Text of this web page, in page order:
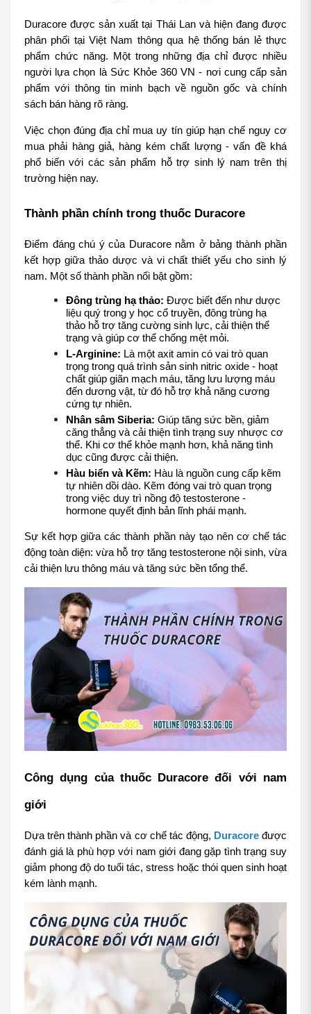
Duracore được sản xuất tại Thái Lan và hiện đang được
phân phối tại Việt Nam thông qua hệ thống bán lẻ thực
phẩm chức năng. Một trong những địa chỉ được nhiều
người lựa chọn là Sức Khỏe 360 VN - nơi cung cấp sản
phẩm với thông tin minh bạch về nguồn gốc và chính
sách bán hàng rõ ràng.
Việc chọn đúng địa chỉ mua uy tín giúp hạn chế nguy cơ
mua phải hàng giả, hàng kém chất lượng - vấn đề khá
phổ biến với các sản phẩm hỗ trợ sinh lý nam trên thị
trường hiện nay.
Thành phần chính trong thuốc Duracore
Điểm đáng chú ý của Duracore nằm ở bảng thành phần
kết hợp giữa thảo dược và vi chất thiết yếu cho sinh lý
nam. Một số thành phần nổi bật gồm:
Đông trùng hạ thảo: Được biết đến như dược
liệu quý trong y học cổ truyền, đông trùng hạ
thảo hỗ trợ tăng cường sinh lực, cải thiện thể
trạng và giúp cơ thể chống mệt mỏi.
L-Arginine: Là một axit amin có vai trò quan
trọng trong quá trình sản sinh nitric oxide - hoạt
chất giúp giãn mạch máu, tăng lưu lượng máu
đến dương vật, từ đó hỗ trợ khả năng cương
cứng tự nhiên.
Nhân sâm Siberia: Giúp tăng sức bền, giảm
căng thẳng và cải thiện tình trạng suy nhược cơ
thể. Khi cơ thể khỏe mạnh hơn, khả năng tình
dục cũng được cải thiện.
Hàu biển và Kẽm: Hàu là nguồn cung cấp kẽm
tự nhiên dồi dào. Kẽm đóng vai trò quan trọng
trong việc duy trì nồng độ testosterone -
hormone quyết định bản lĩnh phái mạnh.
Sự kết hợp giữa các thành phần này tạo nên cơ chế tác
động toàn diện: vừa hỗ trợ tăng testosterone nội sinh, vừa
cải thiện lưu thông máu và tăng sức bền tổng thể.
Công dụng của thuốc Duracore đối với nam
giới
Dựa trên thành phần và cơ chế tác động, Duracore được
đánh giá là phù hợp với nam giới đang gặp tình trạng suy
giảm phong độ do tuổi tác, stress hoặc thói quen sinh hoạt
kém lành mạnh.